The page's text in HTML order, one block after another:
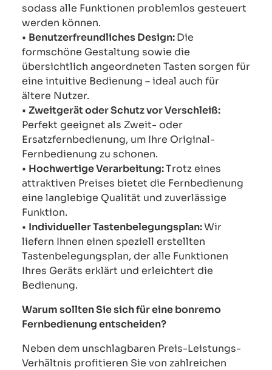
sodass alle Funktionen problemlos gesteuert
werden können.
• Benutzerfreundliches Design:Die
formschöne Gestaltung sowie die
übersichtlich angeordneten Tasten sorgen für
eine intuitive Bedienung – ideal auch für
ältere Nutzer.
• Zweitgerät oder Schutz vor Verschleiß:
Perfekt geeignet als Zweit- oder
Ersatzfernbedienung, um Ihre Original-
Fernbedienung zu schonen.
• Hochwertige Verarbeitung:Trotz eines
attraktiven Preises bietet die Fernbedienung
eine langlebige Qualität und zuverlässige
Funktion.
• Individueller Tastenbelegungsplan:Wir
liefern Ihnen einen speziell erstellten
Tastenbelegungsplan, der alle Funktionen
Ihres Geräts erklärt und erleichtert die
Bedienung.
Warum sollten Sie sich für eine bonremo
Fernbedienung entscheiden?
Neben dem unschlagbaren Preis-Leistungs-
Verhältnis profitieren Sie von zahlreichen